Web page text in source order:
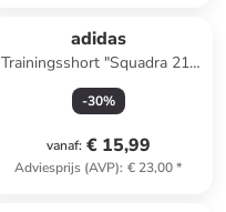
adidas
Trainingsshort "Squadra 21"
wit
-30%
vanaf: € 15,99
Adviesprijs (AVP): € 23,00*